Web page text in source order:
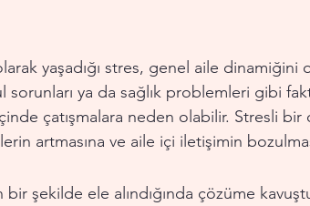
yaşadığı stres, genel aile dinamiğini
sorunları ya da sağlık problemleri gibi
çatışmalara neden olabilir. Stresli bir
artmasına ve aile içi iletişimin
şekilde ele alındığında çözüme